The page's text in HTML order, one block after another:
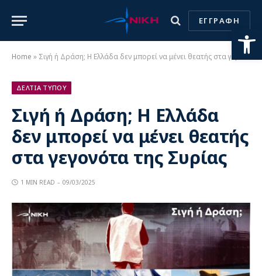
ΕΓΓΡΑΦΗ
Home » Σιγή ή Δράση; Η Ελλάδα δεν μπορεί να μένει θεατής στα γεγονότα της Συρίας
ΔΕΛΤΙΑ ΤΥΠΟΥ
Σιγή ή Δράση; Η Ελλάδα
δεν μπορεί να μένει θεατής
στα γεγονότα της Συρίας
1 MIN READ 09/03/2025